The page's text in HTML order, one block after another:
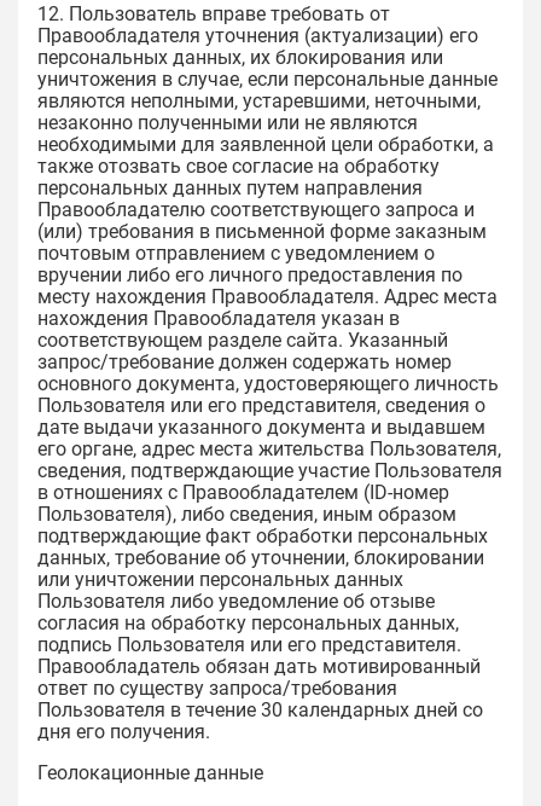
12. Пользователь вправе требовать от
Правообладателя уточнения (актуализации) его
персональных данных, их блокирования или
уничтожения в случае, если персональные данные
являются неполными, устаревшими, неточными,
незаконно полученными или не являются
необходимыми для заявленной цели обработки, а
также отозвать свое согласие на обработку
персональных данных путем направления
Правообладателю соответствующего запроса и
(или) требования в письменной форме заказным
почтовым отправлением с уведомлением о
вручении либо его личного предоставления по
месту нахождения Правообладателя. Адрес места
нахождения Правообладателя указан в
соответствующем разделе сайта. Указанный
запрос/требование должен содержать номер
основного документа, удостоверяющего личность
Пользователя или его представителя, сведения о
дате выдачи указанного документа и выдавшем
его органе, адрес места жительства Пользователя,
сведения, подтверждающие участие Пользователя
в отношениях с Правообладателем (ID-номер
Пользователя), либо сведения, иным образом
подтверждающие факт обработки персональных
данных, требование об уточнении, блокировании
или уничтожении персональных данных
Пользователя либо уведомление об отзыве
согласия на обработку персональных данных,
подпись Пользователя или его представителя.
Правообладатель обязан дать мотивированный
ответ по существу запроса/требования
Пользователя в течение 30 календарных дней со
дня его получения.
Геолокационные данные